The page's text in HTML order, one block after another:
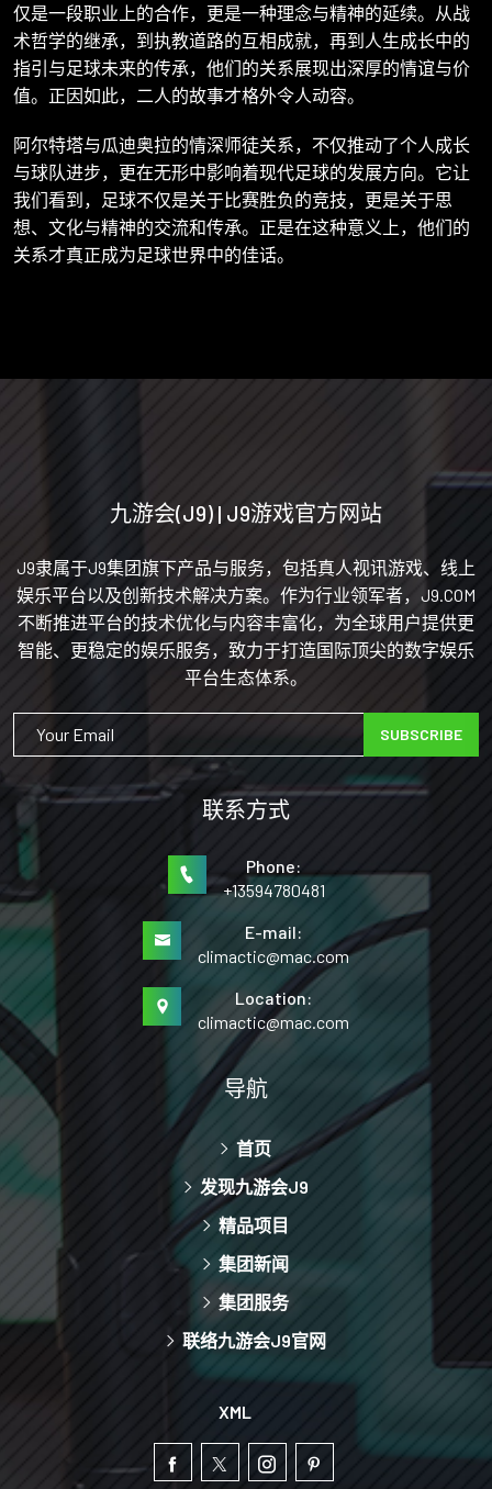
仅是一段职业上的合作，更是一种理念与精神的延续。从战
术哲学的继承，到执教道路的互相成就，再到人生成长中的
指引与足球未来的传承，他们的关系展现出深厚的情谊与价
值。正因如此，二人的故事才格外令人动容。
阿尔特塔与瓜迪奥拉的情深师徒关系，不仅推动了个人成长
与球队进步，更在无形中影响着现代足球的发展方向。它让
我们看到，足球不仅是关于比赛胜负的竞技，更是关于思
想、文化与精神的交流和传承。正是在这种意义上，他们的
关系才真正成为足球世界中的佳话。
九游会(J9) | J9游戏官方网站
J9隶属于J9集团旗下产品与服务，包括真人视讯游戏、线上
娱乐平台以及创新技术解决方案。作为行业领军者，J9.COM
不断推进平台的技术优化与内容丰富化，为全球用户提供更
智能、更稳定的娱乐服务，致力于打造国际顶尖的数字娱乐
平台生态体系。
SUBSCRIBE
联系方式
Phone:
+13594780481
E-mail:
climactic@mac.com
Location:
climactic@mac.com
导航
首页
发现九游会J9
精品项目
集团新闻
集团服务
联络九游会J9官网
XML